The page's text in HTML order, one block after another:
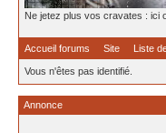
Ne jetez plus vos cravates : ici
Accueil forums Site Liste
Vous n'êtes pas identifié.
Annonce